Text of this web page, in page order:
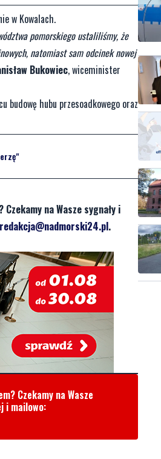
w Kowalach.
pomorskiego ustaliliśmy, że
natomiast sam odcinek nowej
Bukowiec, wiceminister
budowę hubu przesoadkowego oraz
na Wasze sygnały i
redakcja@nadmorski24.pl.
Czekamy na Wasze
i mailowo: